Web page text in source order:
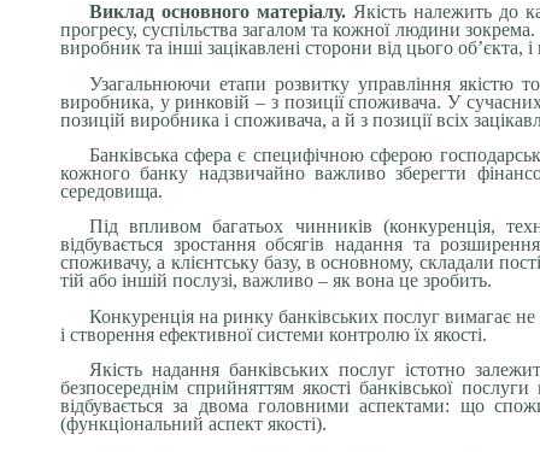
Виклад основного матеріалу. Якість належить до
прогресу, суспільства загалом та кожної людини
виробник та інші зацікавлені сторони від цього
Узагальнюючи етапи розвитку управління якістю
виробника, у ринковій – з позиції споживача. У
позицій виробника і споживача, а й з позиції всіх
Банківська сфера є специфічною сферою
кожного банку надзвичайно важливо зберегти
середовища.
Під впливом багатьох чинників (конкуренція,
відбувається зростання обсягів надання та
споживачу, а клієнтську базу, в основному, складали
тій або іншій послузі, важливо – як вона це зробить.
Конкуренція на ринку банківських послуг вимагає
і створення ефективної системи контролю їх якості.
Якість надання банківських послуг істотно
безпосереднім сприйняттям якості банківської
відбувається за двома головними аспектами: що
(функціональний аспект якості).